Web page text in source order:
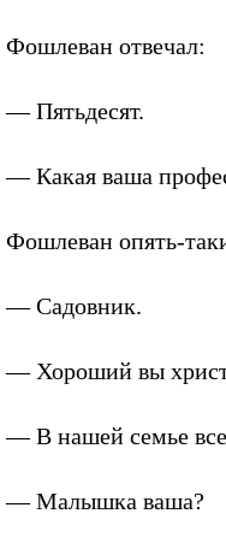
Фошлеван отвечал:
— Пятьдесят.
— Какая ваша
Фошлеван опять-
— Садовник.
— Хороший вы
— В нашей семье
— Малышка ваша?